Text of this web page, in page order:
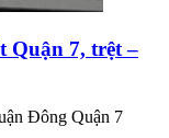
Quận 7, trệt –
Đông Quận 7